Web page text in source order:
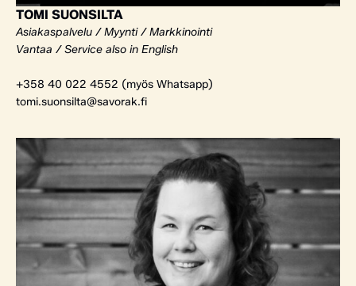
TOMI SUONSILTA
Asiakaspalvelu / Myynti / Markkinointi
Vantaa / Service also in English
+358 40 022 4552 (myös Whatsapp)
tomi.suonsilta@savorak.fi